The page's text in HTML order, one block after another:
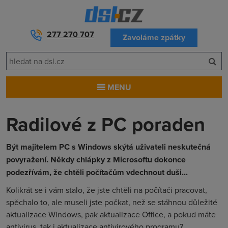
277 270 707 Zavoláme zpátky
MENU
Radilové z PC poraden
Být majitelem PC s Windows skýtá uživateli neskutečná
povyražení. Někdy chlápky z Microsoftu dokonce
podezřívám, že chtěli počítačům vdechnout duši...
Kolikrát se i vám stalo, že jste chtěli na počítači pracovat,
spěchalo to, ale museli jste počkat, než se stáhnou důležité
aktualizace Windows, pak aktualizace Office, a pokud máte